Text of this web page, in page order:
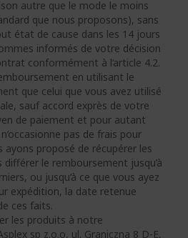
autre que le mode le moins
que nous proposons), sans
état de cause dans les 14 jours
informés de votre décision
conformément à l’article 4.2.
en utilisant le
que celui que vous avez utilisé
sauf accord exprès de votre
de paiement et pour autant
pas de frais pour
ayons proposé de récupérer les
le remboursement jusqu’à
ou jusqu’à ce que vous ayez
expédition, la date retenue
ces faits.
les produits à notre
sp z.o.o, ul. Graniczna 8 D-E,